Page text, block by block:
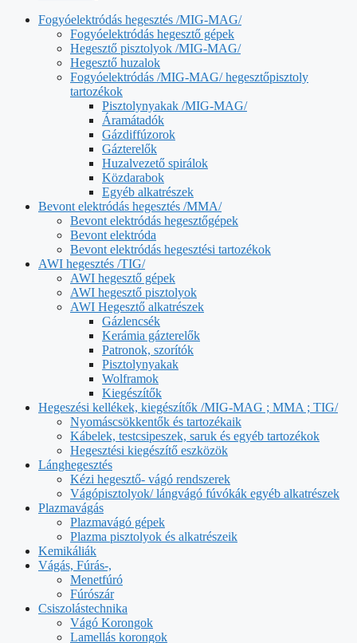
Fogyóelektródás hegesztés /MIG-MAG/
Fogyóelektródás hegesztő gépek
Hegesztő pisztolyok /MIG-MAG/
Hegesztő huzalok
Fogyóelektródás /MIG-MAG/ hegesztőpisztoly
tartozékok
Pisztolynyakak /MIG-MAG/
Áramátadók
Gázdiffúzorok
Gázterelők
Huzalvezető spirálok
Közdarabok
Egyéb alkatrészek
Bevont elektródás hegesztés /MMA/
Bevont elektródás hegesztőgépek
Bevont elektróda
Bevont elektródás hegesztési tartozékok
AWI hegesztés /TIG/
AWI hegesztő gépek
AWI hegesztő pisztolyok
AWI Hegesztő alkatrészek
Gázlencsék
Kerámia gázterelők
Patronok, szorítók
Pisztolynyakak
Wolframok
Kiegészítők
Hegeszési kellékek, kiegészítők /MIG-MAG ; MMA ; TIG/
Nyomáscsökkentők és tartozékaik
Kábelek, testcsipeszek, saruk és egyéb tartozékok
Hegesztési kiegészítő eszközök
Lánghegesztés
Kézi hegesztő- vágó rendszerek
Vágópisztolyok/ lángvágó fúvókák egyéb alkatrészek
Plazmavágás
Plazmavágó gépek
Plazma pisztolyok és alkatrészeik
Kemikáliák
Vágás, Fúrás-,
Menetfúró
Fúrószár
Csiszolástechnika
Vágó Korongok
Lamellás korongok